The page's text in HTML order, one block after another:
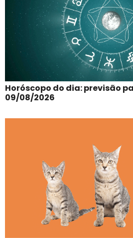
Horóscopo do dia: previsão
09/08/2026